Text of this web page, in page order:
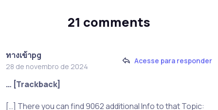
21 comments
ทางเข้าpg
28 de novembro de 2024
Acesse para responder
… [Trackback]
[…] There you can find 9062 additional Info to that Topic: